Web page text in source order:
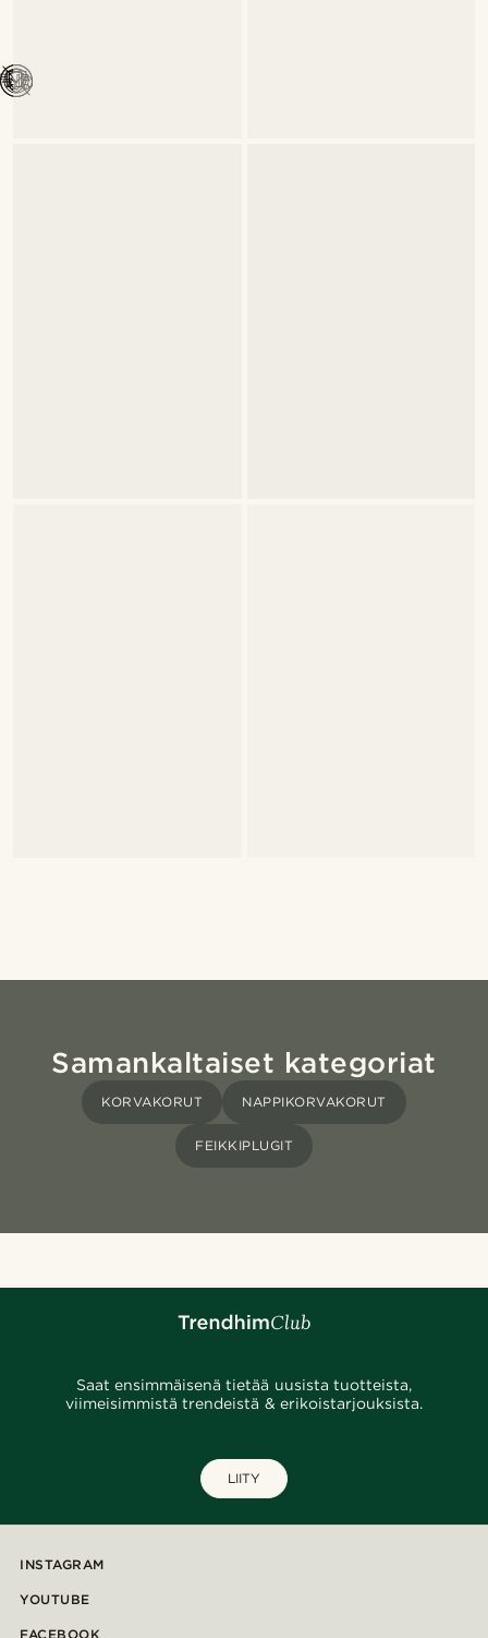
Samankaltaiset kategoriat
KORVAKORUT NAPPIKORVAKORUT
FEIKKIPLUGIT
Saat ensimmäisenä tietää uusista tuotteista,
viimeisimmistä trendeistä & erikoistarjouksista.
LIITY
INSTAGRAM
YOUTUBE
FACEBOOK